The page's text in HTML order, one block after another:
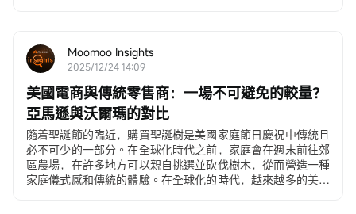
Moomoo Insights
2025/12/24 14:09
美國電商與傳統零售商：一場不可避免的較量？
亞馬遜與沃爾瑪的對比
隨着聖誕節的臨近，購買聖誕樹是美國家庭節日慶祝中傳統且
必不可少的一部分。在全球化時代之前，家庭會在週末前往郊
區農場，在許多地方可以親自挑選並砍伐樹木，從而營造一種
家庭儀式感和傳統的體驗。在全球化的時代，越來越多的美國